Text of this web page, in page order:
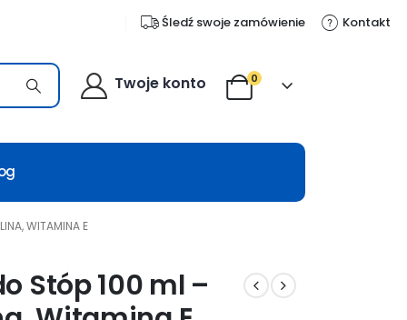
Śledź swoje zamówienie Kontakt
Twoje konto 0
WITAMINA E
Stóp 100 ml –